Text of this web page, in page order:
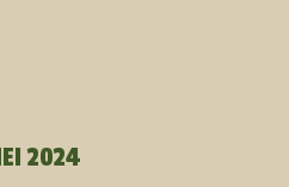
2024